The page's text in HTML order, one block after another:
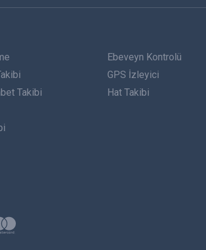
Takibi
Ebeveyn Kontrolü
GPS İzleyici
Hat Takibi